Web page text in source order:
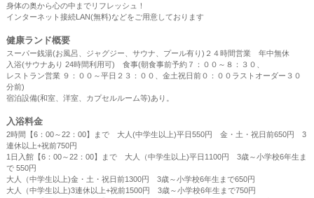
身体の奥から心の中までリフレッシュ！
インターネット接続LAN(無料)などをご用意しております
健康ランド概要
スーパー銭湯(お風呂、ジャグジー、サウナ、プール有り)２４時間営業 年中無休
入浴(サウナあり 24時間利用可) 食事(朝食事前予約７：００～８：３０、
レストラン営業 ９：００～平日２３：００、金土祝日前０：００ラストオーダー３０
分前)
宿泊設備(和室、洋室、カプセルルーム等)あり。
入浴料金
2時間【6：00～22：00】まで 大人(中学生以上)平日550円 金・土・祝日前650円 3
連休以上+祝前750円
1日入館【6：00～22：00】まで 大人（中学生以上)平日1100円 3歳～小学校6年生ま
で 550円
大人（中学生以上)金・土・祝日前1300円 3歳～小学校6年生まで650円
大人（中学生以上)3連休以上+祝前1500円 3歳～小学校6年生まで750円